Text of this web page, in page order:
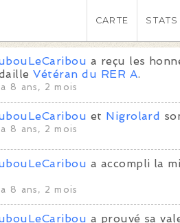
CARTE STATS
a reçu les
Vétéran du RER A.
a 8 ans, 2 mois
et Nigrolard
a 8 ans, 2 mois
a accompli la
a 8 ans, 2 mois
a prouvé sa